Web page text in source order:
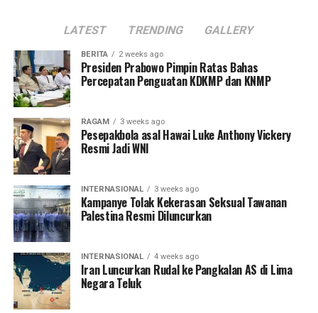
LATEST TRENDING GALLERY
BERITA 2 weeks ago
Presiden Prabowo Pimpin Ratas Bahas
Percepatan Penguatan KDKMP dan KNMP
RAGAM 3 weeks ago
Pesepakbola asal Hawai Luke Anthony Vickery
Resmi Jadi WNI
INTERNASIONAL 3 weeks ago
Kampanye Tolak Kekerasan Seksual Tawanan
Palestina Resmi Diluncurkan
INTERNASIONAL 4 weeks ago
Iran Luncurkan Rudal ke Pangkalan AS di Lima
Negara Teluk